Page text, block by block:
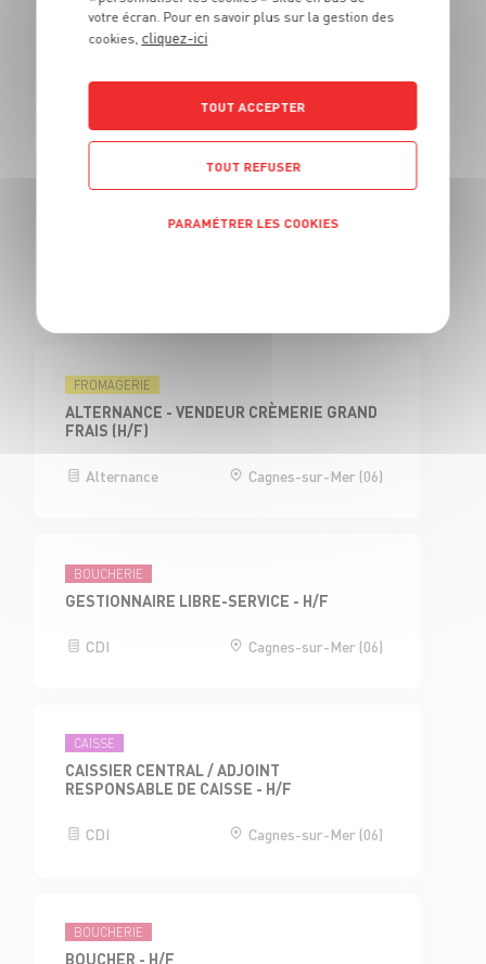
BOUCHERIE
Cagnes-sur-Mer (06)
FROMAGERIE
ALTERNANCE - VENDEUR CRÈMERIE GRAND
FRAIS (H/F)
Alternance Cagnes-sur-Mer (06)
BOUCHERIE
GESTIONNAIRE LIBRE-SERVICE - H/F
CDI Cagnes-sur-Mer (06)
CAISSE
CAISSIER CENTRAL / ADJOINT
RESPONSABLE DE CAISSE - H/F
CDI Cagnes-sur-Mer (06)
BOUCHERIE
BOUCHER - H/F
votre écran. Pour en savoir plus sur la gestion des
cookies, cliquez-ici
TOUT ACCEPTER
TOUT REFUSER
PARAMÉTRER LES COOKIES